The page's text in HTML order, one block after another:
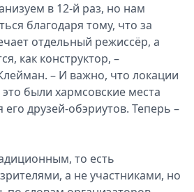
в 12-й раз, но нам
благодаря тому, что за
отдельный режиссёр, а
как конструктор, –
– И важно, что локации
были хармсовские места
друзей-обэриутов. Теперь –
то есть
а не участниками, но